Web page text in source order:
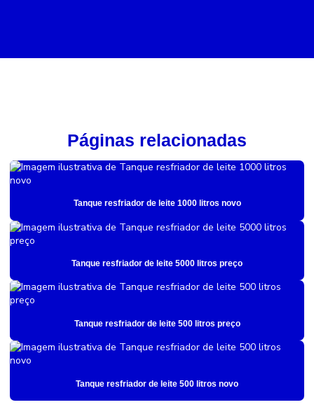
Páginas relacionadas
Tanque resfriador de leite 1000 litros novo
Tanque resfriador de leite 5000 litros preço
Tanque resfriador de leite 500 litros preço
Tanque resfriador de leite 500 litros novo